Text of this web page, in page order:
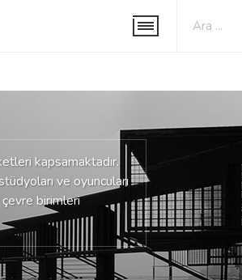
kapsamaktadır.
ve oyuncuları
çevre birimleri